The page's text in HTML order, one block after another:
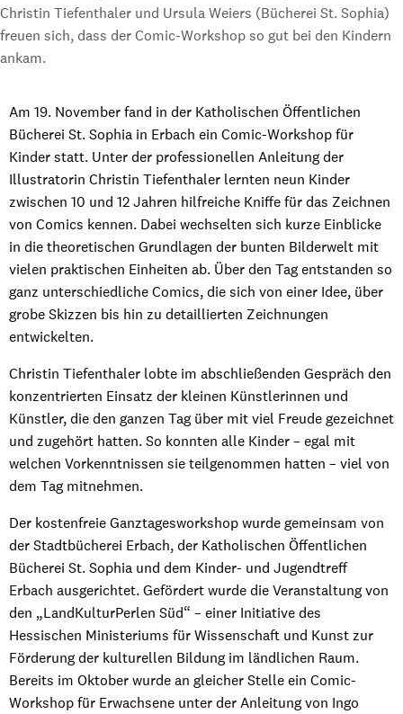
Christin Tiefenthaler und Ursula Weiers (Bücherei St. Sophia)
freuen sich, dass der Comic-Workshop so gut bei den Kindern
ankam.
Am 19. November fand in der Katholischen Öffentlichen
Bücherei St. Sophia in Erbach ein Comic-Workshop für
Kinder statt. Unter der professionellen Anleitung der
Illustratorin Christin Tiefenthaler lernten neun Kinder
zwischen 10 und 12 Jahren hilfreiche Kniffe für das Zeichnen
von Comics kennen. Dabei wechselten sich kurze Einblicke
in die theoretischen Grundlagen der bunten Bilderwelt mit
vielen praktischen Einheiten ab. Über den Tag entstanden so
ganz unterschiedliche Comics, die sich von einer Idee, über
grobe Skizzen bis hin zu detaillierten Zeichnungen
entwickelten.
Christin Tiefenthaler lobte im abschließenden Gespräch den
konzentrierten Einsatz der kleinen Künstlerinnen und
Künstler, die den ganzen Tag über mit viel Freude gezeichnet
und zugehört hatten. So konnten alle Kinder – egal mit
welchen Vorkenntnissen sie teilgenommen hatten – viel von
dem Tag mitnehmen.
Der kostenfreie Ganztagesworkshop wurde gemeinsam von
der Stadtbücherei Erbach, der Katholischen Öffentlichen
Bücherei St. Sophia und dem Kinder- und Jugendtreff
Erbach ausgerichtet. Gefördert wurde die Veranstaltung von
den „LandKulturPerlen Süd“ – einer Initiative des
Hessischen Ministeriums für Wissenschaft und Kunst zur
Förderung der kulturellen Bildung im ländlichen Raum.
Bereits im Oktober wurde an gleicher Stelle ein Comic-
Workshop für Erwachsene unter der Anleitung von Ingo